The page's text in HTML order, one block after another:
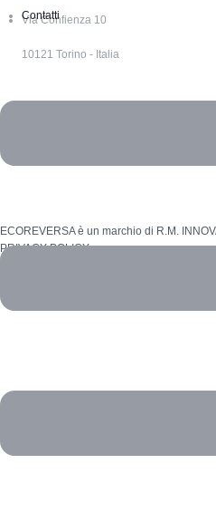
Contatti
Via Confienza 10
10121 Torino - Italia
ECOREVERSA è un marchio di R.M.
PRIVACY POLICY